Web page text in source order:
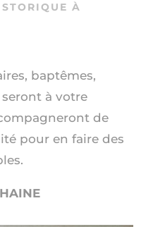
À
baptêmes,
à votre
de
pour en faire des